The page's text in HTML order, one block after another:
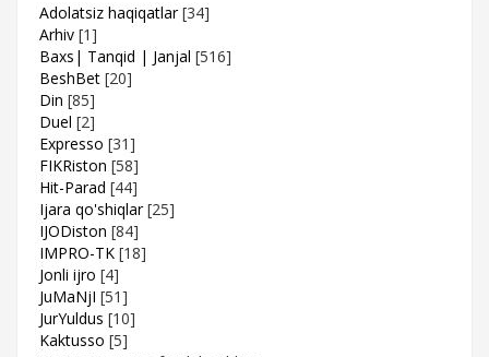
Adolatsiz haqiqatlar [34]
Arhiv [1]
Baxs| Tanqid | Janjal [516]
BeshBet [20]
Din [85]
Duel [2]
Expresso [31]
FIKRiston [58]
Hit-Parad [44]
Ijara qo'shiqlar [25]
IJODiston [84]
IMPRO-TK [18]
Jonli ijro [4]
JuMaNjI [51]
JurYuldus [10]
Kaktusso [5]